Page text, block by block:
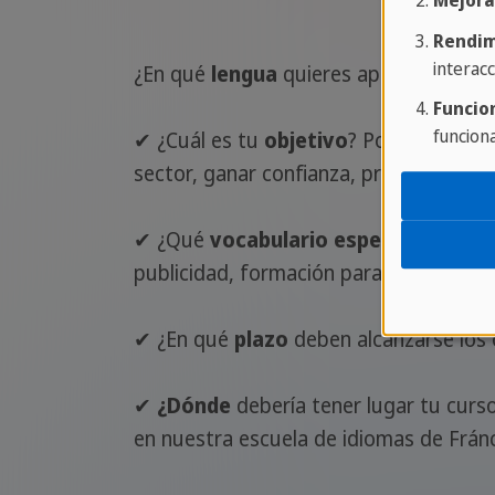
¿En qué lengua quieres aprender?
✔ ¿Cuál es tu objetivo? Por ejemplo:
sector, ganar confianza, prepararte
✔ ¿Qué vocabulario especializado
publicidad, formación para la
✔ ¿En qué plazo deben alcanzarse
✔ ¿Dónde debería tener lugar tu
en nuestra escuela de idiomas de